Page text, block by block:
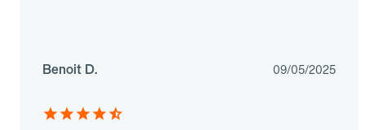
Benoit D. 09/05/2025